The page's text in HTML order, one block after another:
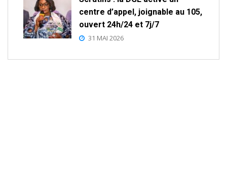
centre d’appel, joignable au 105,
ouvert 24h/24 et 7j/7
31 MAI 2026